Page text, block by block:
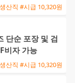
산직 #시급 10,320원
단순 포장 및 검
비자 가능
산직 #시급 10,320원